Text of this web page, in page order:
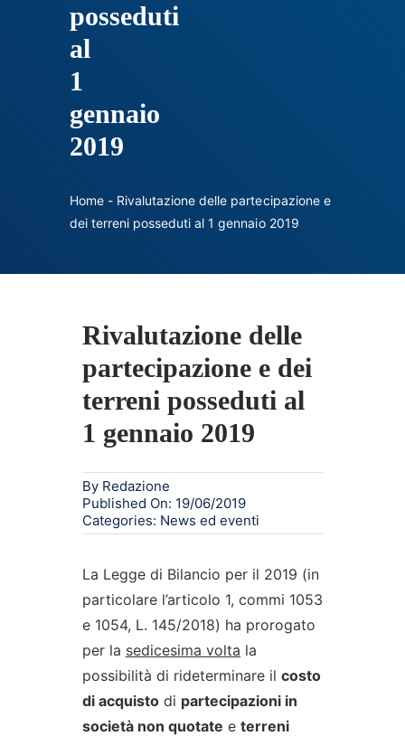
Contatti
posseduti
al
1
gennaio
2019
Home - Rivalutazione delle partecipazione e
dei terreni posseduti al 1 gennaio 2019
Rivalutazione delle
partecipazione e dei
terreni posseduti al
1 gennaio 2019
By Redazione
Published On: 19/06/2019
Categories: News ed eventi
La Legge di Bilancio per il 2019 (in
particolare l’articolo 1, commi 1053
e 1054, L. 145/2018) ha prorogato
per la sedicesima volta la
possibilità di rideterminare ilcosto
di acquistodi partecipazioni in
società non quotate eterreni